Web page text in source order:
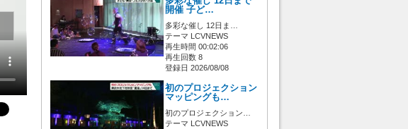
開催 子ど…
多彩な催し 12日ま…
テーマ LCVNEWS
再生時間 00:02:06
再生回数 8
登録日 2026/08/08
初のプロジェクション
マッピングも…
初のプロジェクション…
テーマ LCVNEWS